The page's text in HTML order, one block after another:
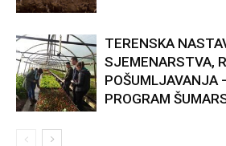
TERENSKA
SJEMENARSTVA,
POŠUMLJAVANJA
PROGRAM